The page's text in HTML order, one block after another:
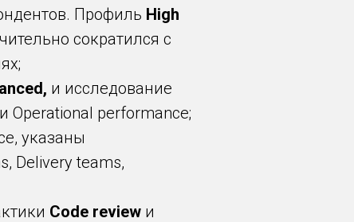
Профиль High
сократился с
и исследование
Operational performance;
указаны
Delivery teams,
Code review и